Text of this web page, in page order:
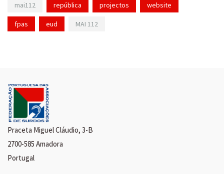
mai112 república projectos website
fpas eud MAI 112
Praceta Miguel Cláudio, 3-B
2700-585 Amadora
Portugal